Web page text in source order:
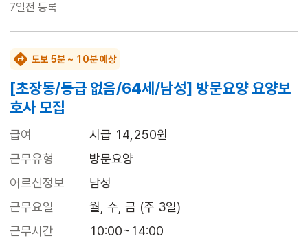
7일전 등록
도보 5분 ~ 10분 예상
[초장동/등급 없음/64세/남성] 방문요양 요양보
호사 모집
급여
시급 14,250원
근무유형
방문요양
어르신정보
남성
근무요일
월, 수, 금 (주 3일)
근무시간
10:00~14:00